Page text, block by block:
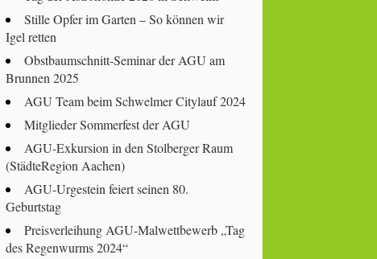
Stille Opfer im Garten – So können wir
Igel retten
Obstbaumschnitt-Seminar der AGU am
Brunnen 2025
AGU Team beim Schwelmer Citylauf 2024
Mitglieder Sommerfest der AGU
AGU-Exkursion in den Stolberger Raum
(StädteRegion Aachen)
AGU-Urgestein feiert seinen 80.
Geburtstag
Preisverleihung AGU-Malwettbewerb „Tag
des Regenwurms 2024“